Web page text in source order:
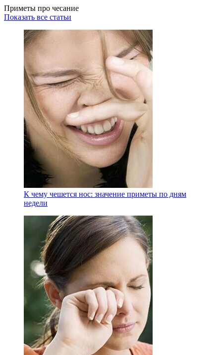
Приметы про чесание
Показать все статьи
К чему чешется нос: значение приметы по дням
недели